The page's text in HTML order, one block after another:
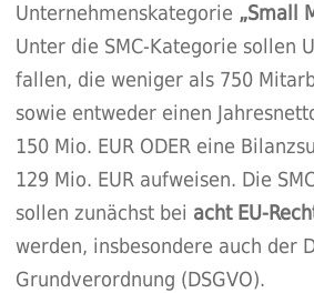
Unternehmenskategorie „Small
Unter die SMC-Kategorie sollen
fallen, die weniger als 750
sowie entweder einen
150 Mio. EUR ODER eine
129 Mio. EUR aufweisen. Die
sollen zunächst bei acht EU-
werden, insbesondere auch der
Grundverordnung (DSGVO).